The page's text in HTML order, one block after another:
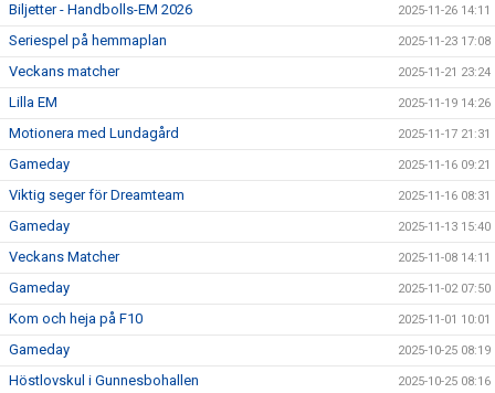
Biljetter - Handbolls-EM 2026 2025-11-26 14:11
Seriespel på hemmaplan 2025-11-23 17:08
Veckans matcher 2025-11-21 23:24
Lilla EM 2025-11-19 14:26
Motionera med Lundagård 2025-11-17 21:31
Gameday 2025-11-16 09:21
Viktig seger för Dreamteam 2025-11-16 08:31
Gameday 2025-11-13 15:40
Veckans Matcher 2025-11-08 14:11
Gameday 2025-11-02 07:50
Kom och heja på F10 2025-11-01 10:01
Gameday 2025-10-25 08:19
Höstlovskul i Gunnesbohallen 2025-10-25 08:16